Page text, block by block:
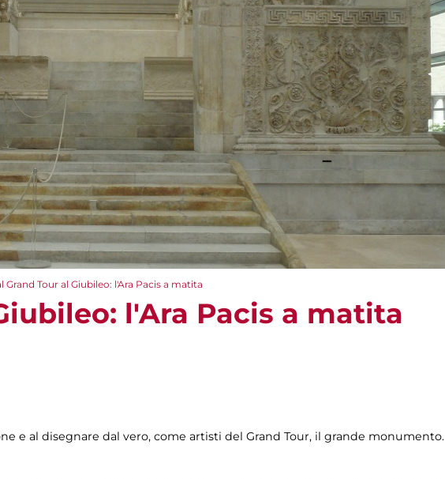
Grand Tour al Giubileo: l'Ara Pacis a matita
l'Ara Pacis a matita
e al disegnare dal vero, come artisti del Grand Tour, il grande monumento.